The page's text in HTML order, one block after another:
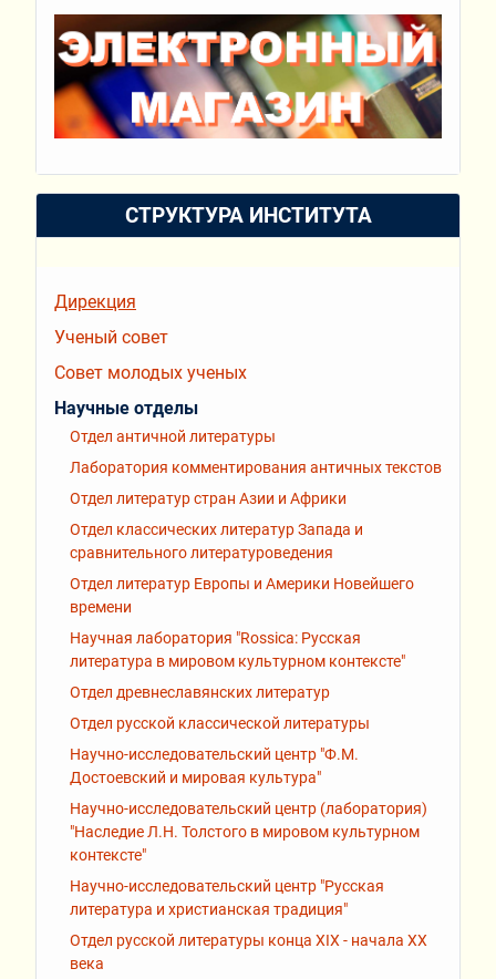
СТРУКТУРА ИНСТИТУТА
Дирекция
Ученый совет
Совет молодых ученых
Научные отделы
Отдел античной литературы
Лаборатория комментирования античных текстов
Отдел литератур стран Азии и Африки
Отдел классических литератур Запада и
сравнительного литературоведения
Отдел литератур Европы и Америки Новейшего
времени
Научная лаборатория "Rossiсa: Русская
литература в мировом культурном контексте"
Отдел древнеславянских литератур
Отдел русской классической литературы
Научно-исследовательский центр "Ф.М.
Достоевский и мировая культура"
Научно-исследовательский центр (лаборатория)
"Наследие Л.Н. Толстого в мировом культурном
контексте"
Научно-исследовательский центр "Русская
литература и христианская традиция"
Отдел русской литературы конца XIX - начала XX
века